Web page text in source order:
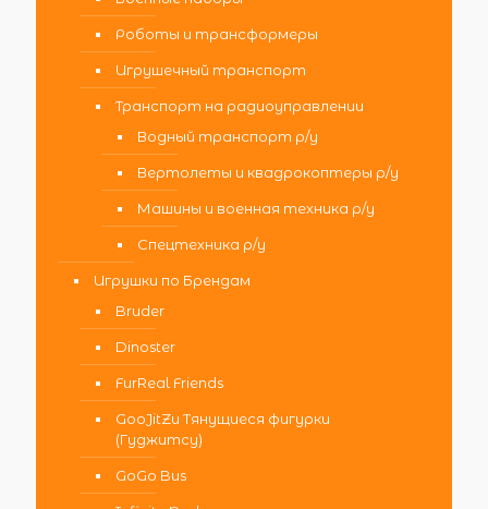
Роботы и трансформеры
Игрушечный транспорт
Транспорт на радиоуправлении
Водный транспорт р/у
Вертолеты и квадрокоптеры р/у
Машины и военная техника р/у
Спецтехника р/у
Игрушки по Брендам
Bruder
Dinoster
FurReal Friends
GooJitZu Тянущиеся фигурки
(Гуджитсу)
GoGo Bus